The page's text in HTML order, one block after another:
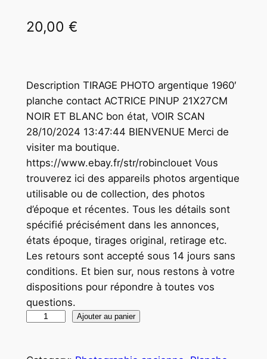
20,00 €
Description TIRAGE PHOTO argentique 1960′
planche contact ACTRICE PINUP 21X27CM
NOIR ET BLANC bon état, VOIR SCAN
28/10/2024 13:47:44 BIENVENUE Merci de
visiter ma boutique.
https://www.ebay.fr/str/robinclouet Vous
trouverez ici des appareils photos argentique
utilisable ou de collection, des photos
d’époque et récentes. Tous les détails sont
spécifié précisément dans les annonces,
états époque, tirages original, retirage etc.
Les retours sont accepté sous 14 jours sans
conditions. Et bien sur, nous restons à votre
dispositions pour répondre à toutes vos
questions.
Ajouter au panier